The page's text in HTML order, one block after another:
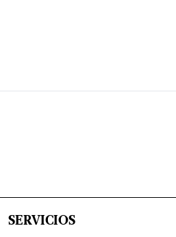
SERVICIOS